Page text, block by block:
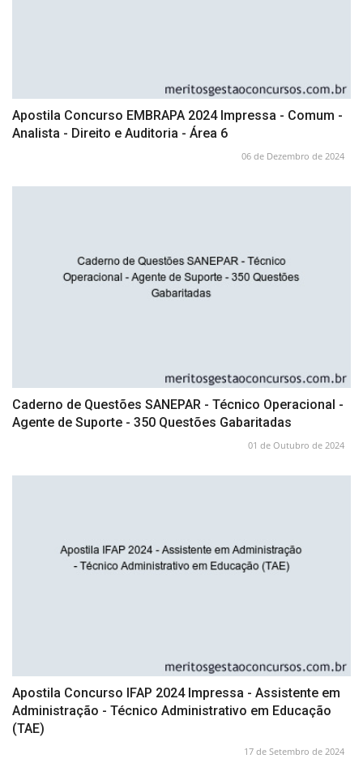
Apostila Concurso EMBRAPA 2024 Impressa - Comum -
Analista - Direito e Auditoria - Área 6
06 de Dezembro de 2024
Caderno de Questões SANEPAR - Técnico Operacional -
Agente de Suporte - 350 Questões Gabaritadas
01 de Outubro de 2024
Apostila Concurso IFAP 2024 Impressa - Assistente em
Administração - Técnico Administrativo em Educação
(TAE)
17 de Setembro de 2024